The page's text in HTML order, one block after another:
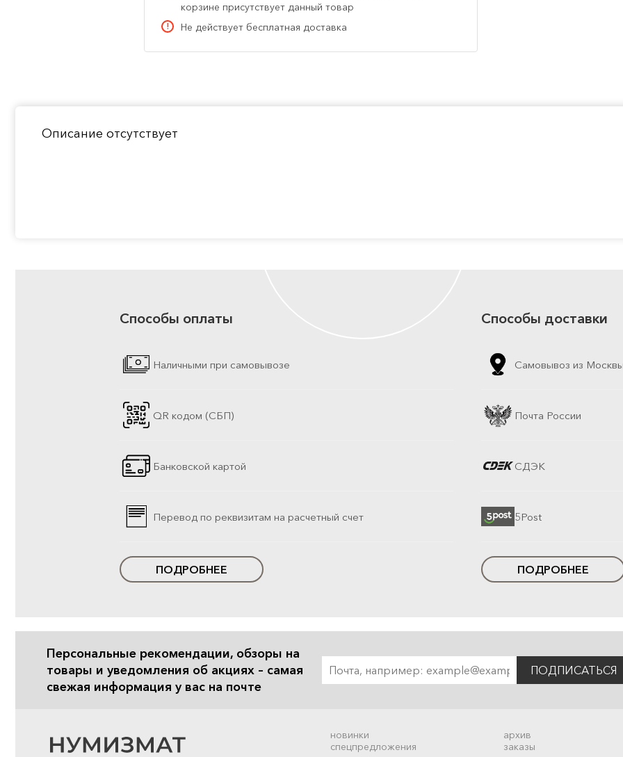
корзине присутствует данный товар
Не действует бесплатная доставка
Описание отсутствует
Способы оплаты
Наличными при самовывозе
QR кодом (СБП)
Банковской картой
Перевод по реквизитам на расчетный счет
ПОДРОБНЕЕ
Способы доставки
Самовывоз из
Почта России
СДЭК
5Post
ПОДРОБНЕЕ
Персональные рекомендации, обзоры на
товары и уведомления об акциях – самая
свежая информация у вас на почте
ПОДПИСАТЬСЯ
новинки
спецпредложения
архив
заказы